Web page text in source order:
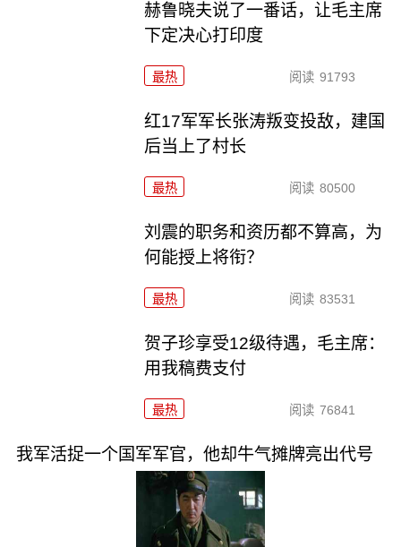
赫鲁晓夫说了一番话，让毛主席
下定决心打印度
最热 阅读 91793
红17军军长张涛叛变投敌，建国
后当上了村长
最热 阅读 80500
刘震的职务和资历都不算高，为
何能授上将衔？
最热 阅读 83531
贺子珍享受12级待遇，毛主席：
用我稿费支付
最热 阅读 76841
我军活捉一个国军军官，他却牛气摊牌亮出代号